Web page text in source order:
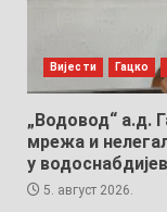
Вијести Гацко
„Водовод“ а.д.
мрежа и
у
5. август 2026.